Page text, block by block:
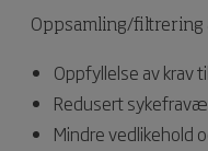
Oppsamling/filtrering
Oppfyllelse av krav
Redusert
Mindre vedlikehold